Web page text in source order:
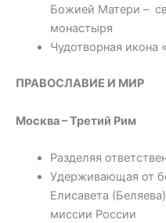
Божией Матери –
монастыря
Чудотворная икона
ПРАВОСЛАВИЕ И МИР
Москва – Третий Рим
Разделяя
Удерживающая от
Елисавета
миссии России